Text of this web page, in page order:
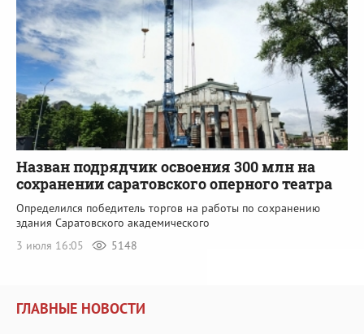
Назван подрядчик освоения 300 млн на
сохранении саратовского оперного театра
Определился победитель торгов на работы по сохранению
здания Саратовского академического
3 июля 16:05
5148
ГЛАВНЫЕ НОВОСТИ